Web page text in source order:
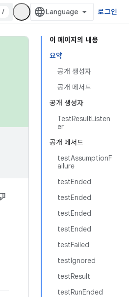
/ 로그인
이 페이지의 내용
요약
공개 생성자
공개 메서드
공개 생성자
TestResultListen
er
공개 메서드
testAssumptionF
ailure
testEnded
testEnded
testEnded
testEnded
testFailed
testIgnored
testResult
testRunEnded